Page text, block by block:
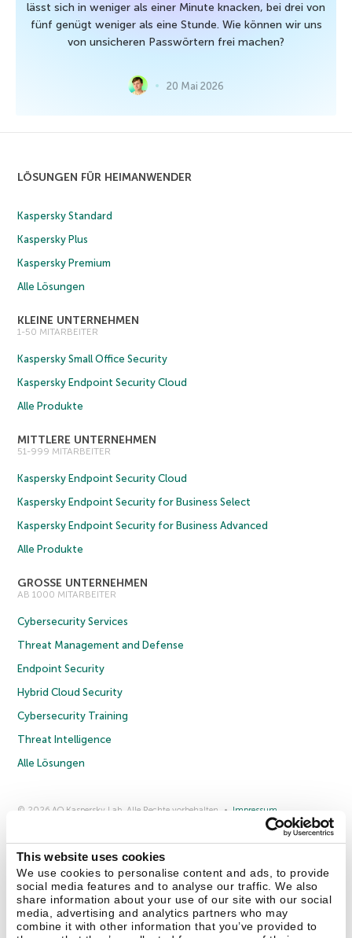
This website uses cookies
We use cookies to personalise content and ads, to provide
social media features and to analyse our traffic. We also
share information about your use of our site with our social
media, advertising and analytics partners who may
combine it with other information that you’ve provided to
lässt sich in weniger als einer Minute knacken, bei drei von
fünf genügt weniger als eine Stunde. Wie können wir uns
von unsicheren Passwörtern frei machen?
20 Mai 2026
LÖSUNGEN FÜR HEIMANWENDER
Kaspersky Standard
Kaspersky Plus
Kaspersky Premium
Alle Lösungen
KLEINE UNTERNEHMEN
1-50 MITARBEITER
Kaspersky Small Office Security
Kaspersky Endpoint Security Cloud
Alle Produkte
MITTLERE UNTERNEHMEN
51-999 MITARBEITER
Kaspersky Endpoint Security Cloud
Kaspersky Endpoint Security for Business Select
Kaspersky Endpoint Security for Business Advanced
Alle Produkte
GROSSE UNTERNEHMEN
AB 1000 MITARBEITER
Cybersecurity Services
Threat Management and Defense
Endpoint Security
Hybrid Cloud Security
Cybersecurity Training
Threat Intelligence
Alle Lösungen
© 2026 AO Kaspersky Lab. Alle Rechte vorbehalten.
Impressum
Lizenzvereinbarung B2B
Kontakt Über uns Partner Blog
Weitere Informationen
Pressemitteilungen